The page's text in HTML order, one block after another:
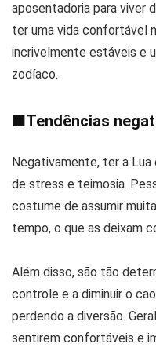
aposentadoria para viver
ter uma vida confortável
incrivelmente estáveis e
zodíaco.
■Tendências
Negativamente, ter a
de stress e teimosia.
costume de assumir
tempo, o que as deixam
Além disso, são tão
controle e a diminuir o
perdendo a diversão.
sentirem confortáveis e